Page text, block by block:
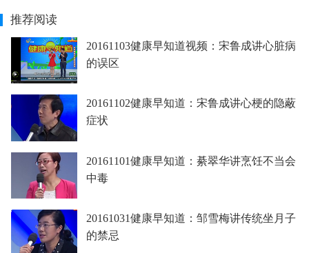
推荐阅读
20161103健康早知道视频：宋鲁成讲心脏病
的误区
20161102健康早知道：宋鲁成讲心梗的隐蔽
症状
20161101健康早知道：綦翠华讲烹饪不当会
中毒
20161031健康早知道：邹雪梅讲传统坐月子
的禁忌